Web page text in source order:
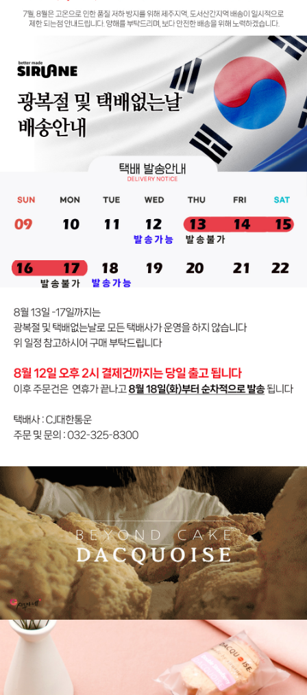
페이코 ID로 페이
PAYCO 바로구매